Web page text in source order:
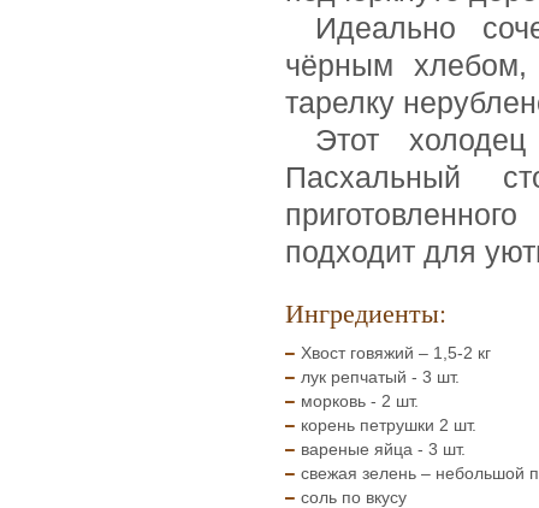
Идеально
чёрным
тарелку
Этот
Пасхальный
подходит для
Ингредиенты:
Хвост говяжий – 1,5-2 кг
лук репчатый - 3 шт.
морковь - 2 шт.
корень петрушки 2 шт.
вареные яйца - 3 шт.
свежая зелень – небольшой
соль по вкусу